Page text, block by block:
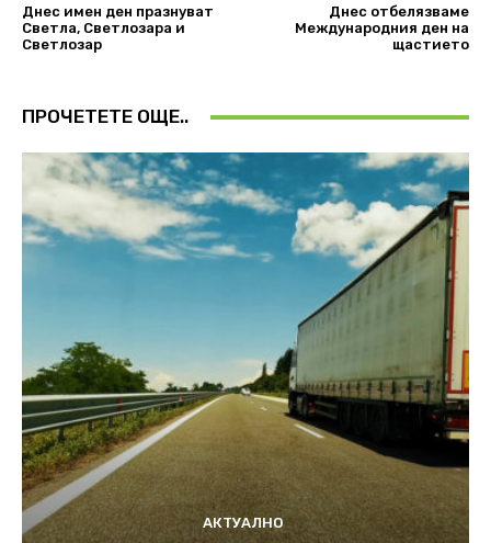
Днес имен ден празнуват
Светла, Светлозара и
Светлозар
Днес отбелязваме
Международния ден на
щастието
ПРОЧЕТЕТЕ ОЩЕ..
АКТУАЛНО